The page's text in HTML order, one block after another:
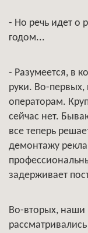
- Но речь идет о
годом...
- Разумеется, в
руки. Во-первых,
операторам.
сейчас нет.
все теперь
демонтажу
задерживает
Во-вторых, наши